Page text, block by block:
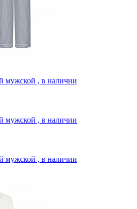
, в наличии
, в наличии
, в наличии